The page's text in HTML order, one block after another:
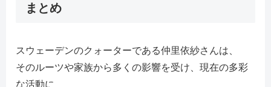
まとめ
スウェーデンのクォーターである仲里依紗さんは、
そのルーツや家族から多くの影響を受け、現在の多彩
な活動に